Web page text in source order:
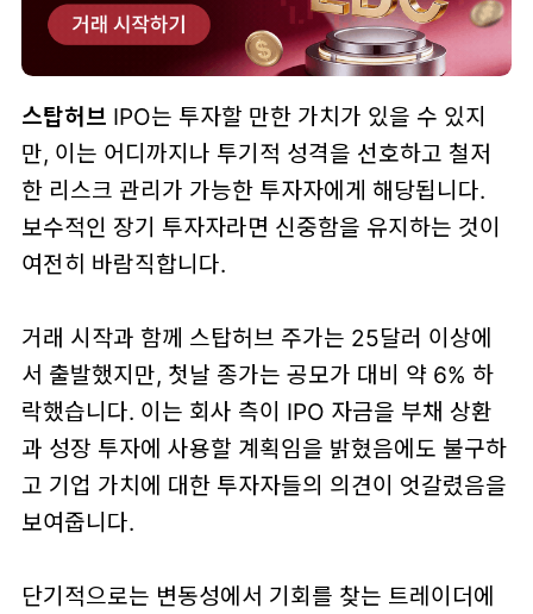
스탑허브 IPO는 투자할 만한 가치가 있을 수 있지
만, 이는 어디까지나 투기적 성격을 선호하고 철저
한 리스크 관리가 가능한 투자자에게 해당됩니다.
보수적인 장기 투자자라면 신중함을 유지하는 것이
여전히 바람직합니다.
거래 시작과 함께 스탑허브 주가는 25달러 이상에
서 출발했지만, 첫날 종가는 공모가 대비 약 6% 하
락했습니다. 이는 회사 측이 IPO 자금을 부채 상환
과 성장 투자에 사용할 계획임을 밝혔음에도 불구하
고 기업 가치에 대한 투자자들의 의견이 엇갈렸음을
보여줍니다.
단기적으로는 변동성에서 기회를 찾는 트레이더에